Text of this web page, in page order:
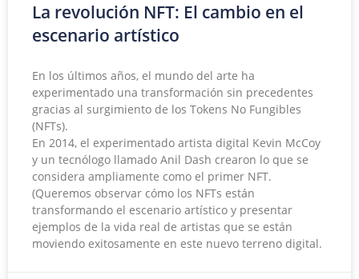
La revolución NFT: El cambio en el
escenario artístico
En los últimos años, el mundo del arte ha
experimentado una transformación sin precedentes
gracias al surgimiento de los Tokens No Fungibles
(NFTs).
En 2014, el experimentado artista digital Kevin McCoy
y un tecnólogo llamado Anil Dash crearon lo que se
considera ampliamente como el primer NFT.
(Queremos observar cómo los NFTs están
transformando el escenario artístico y presentar
ejemplos de la vida real de artistas que se están
moviendo exitosamente en este nuevo terreno digital.